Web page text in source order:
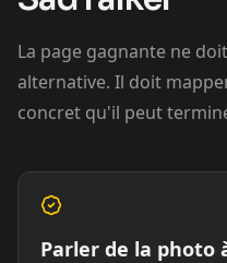
Beauty 07
Beauty 10 TV
TV Anchor 03 TV
TV Anchor 09 TV
La page gagnante ne
alternative. Il doit
concret qu'il peut
Parler de la photo